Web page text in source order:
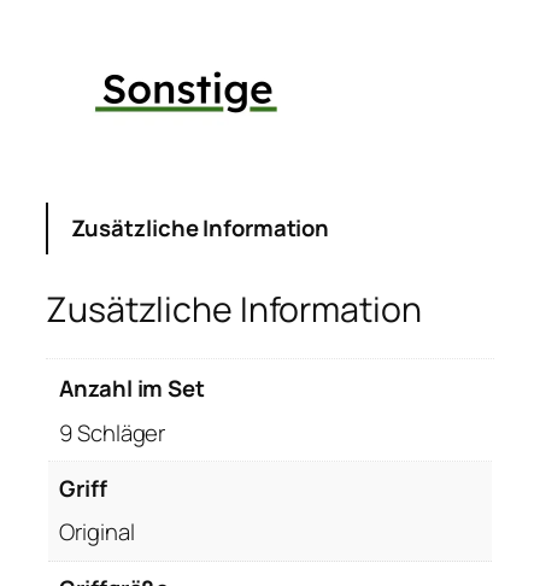
Zusätzliche Information
Zusätzliche Information
Anzahl im Set
9 Schläger
Griff
Original